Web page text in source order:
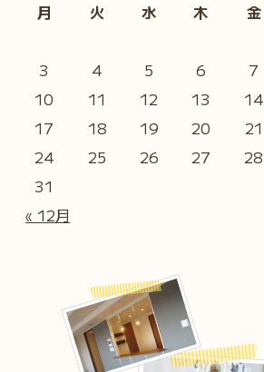
月
火 水 木 金
« 12月
3
4 5 6 7
10
11 12 13 14
17
18 19 20 21
24
25 26 27 28
31